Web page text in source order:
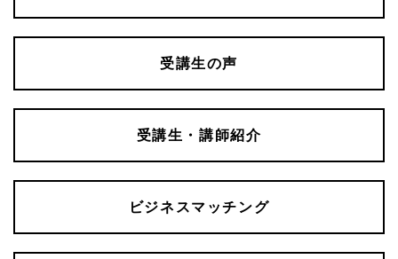
受講生の声
受講生・講師紹介
ビジネスマッチング